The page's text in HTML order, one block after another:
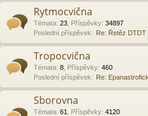
Rytmocvična
Témata: 23 Příspěvky: 34897
Poslední příspěvek: Re: Řetěz DTDT
Tropocvična
Témata: 8 Příspěvky: 460
Poslední příspěvek: Re:
Sborovna
Témata: 61 Příspěvky: 4120